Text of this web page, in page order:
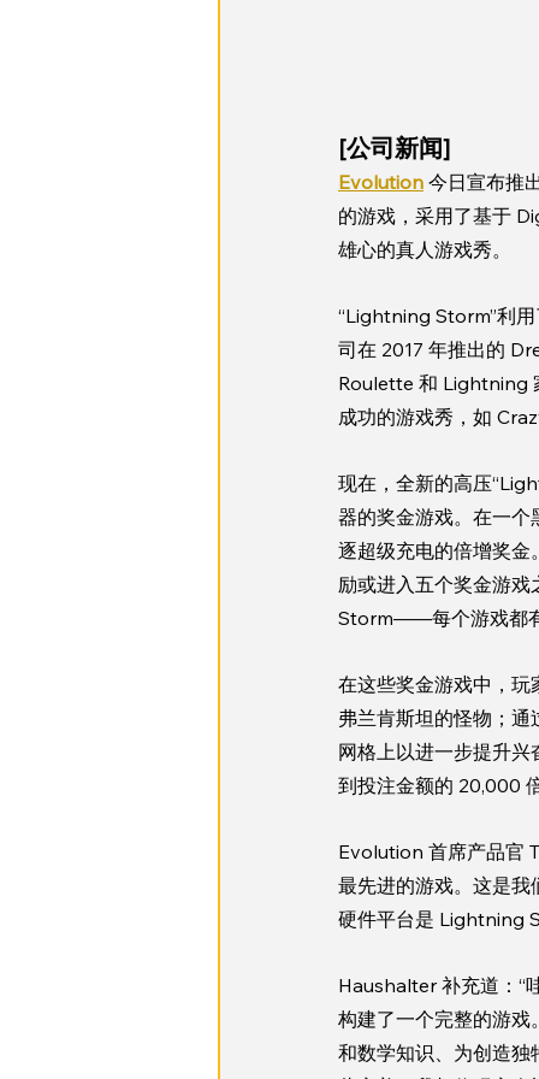
[公司新闻]
Evolution 今日宣布推
的游戏，采用了基于
雄心的真人游戏秀。
“Lightning Storm”利
司在 2017 年推出的
Roulette 和 Lightning
成功的游戏秀，如
现在，全新的高压
器的奖金游戏。在一个
逐超级充电的倍增奖
励或进入五个奖金游
Storm——每个游戏都
在这些奖金游戏中，玩
弗兰肯斯坦的怪物；
网格上以进一步提升
到投注金额的 20,000
Evolution 首席产品官
最先进的游戏。这是
硬件平台是 Lightning
Haushalter 补充道：“
构建了一个完整的游
和数学知识、为创造